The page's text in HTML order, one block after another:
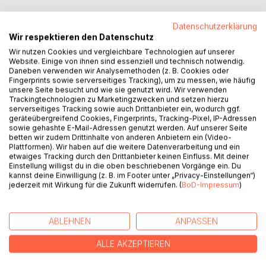
Wer hat darüber entschieden, wo und wann wir geboren
wurden? Und wie wurden wir anschließend zu den
Menschen, die wir heute sind?
Der 18-jährige Darren Jackson soll Antworten auf diese
Fragen erhalten. Doch nicht während seines Lebens.
Nachdem er an einer Leukämieerkrankung stirbt, gelangt er
in eine Welt zwischen Erde und Himmel. Eine
Zwischendimension, in der eine große Lotterie betrieben
wird. Diese entscheidet darüber, welche Seele welchem
Leben auf der Erde zugeordnet wird und Darren soll von
nun an bei den Verlosungen helfen, die dort täglich
stattfinden.
hinterfragen. Und dann wären da noch seine
Mitarbeiterinnen Ingrid und Lalita, die ihn nach und nach in
einen unglaublichen Plan einweihen.
Datenschutzerklärung
Wir respektieren den Datenschutz
Wir nutzen Cookies und vergleichbare Technologien auf unserer
Website. Einige von ihnen sind essenziell und technisch notwendig.
Daneben verwenden wir Analysemethoden (z. B. Cookies oder
Fingerprints sowie serverseitiges Tracking), um zu messen, wie häufig
unsere Seite besucht und wie sie genutzt wird. Wir verwenden
Trackingtechnologien zu Marketingzwecken und setzen hierzu
serverseitiges Tracking sowie auch Drittanbieter ein, wodurch ggf.
geräteübergreifend Cookies, Fingerprints, Tracking-Pixel, IP-Adressen
sowie gehashte E-Mail-Adressen genutzt werden. Auf unserer Seite
betten wir zudem Drittinhalte von anderen Anbietern ein (Video-
Plattformen). Wir haben auf die weitere Datenverarbeitung und ein
etwaiges Tracking durch den Drittanbieter keinen Einfluss. Mit deiner
Einstellung willigst du in die oben beschriebenen Vorgänge ein. Du
kannst deine Einwilligung (z. B. im Footer unter „Privacy-Einstellungen“)
jederzeit mit Wirkung für die Zukunft widerrufen. (BoD-Impressum)
ABLEHNEN ANPASSEN
ALLE AKZEPTIEREN